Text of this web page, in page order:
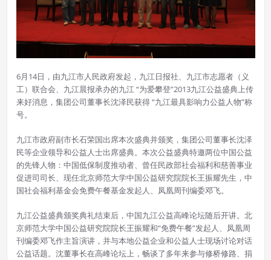
6月14日，由九江市人民政府发起，九江日报社、九江市志愿者（义
工）联合会、九江晨报承办的九江 “为爱攀登”2013九江公益盛典上传
来好消息，集团公司董事长沈泽民获得 “九江最具影响力公益人物”称
号。
九江市政府副市长石荣国出席本次盛典并颁奖，集团公司董事长沈泽
民等企业领导和公益人士出席盛典。本次公益盛典特邀两位中国公益
的先锋人物：中国低保制度推动者、曾任民政部社会福利和慈善事业
促进司司长、现任北京师范大学中国公益研究院院长王振耀先生，中
国社会福利基金会免费午餐基金发起人、凤凰周刊编委邓飞。
九江公益盛典颁奖典礼结束后，中国九江公益高峰论坛随后开讲。北
京师范大学中国公益研究院院长王振耀和“免费午餐”发起人、凤凰周
刊编委邓飞作主旨演讲，并与本地公益企业和公益人士现场讨论对话
公益话题。沈董事长在高峰论坛上，畅谈了多年来参与修桥修路、捐